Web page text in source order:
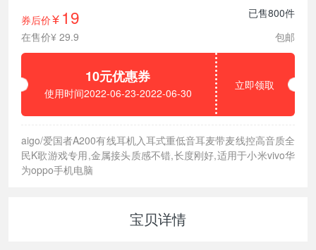
券后价¥ 19
已售800件
在售价¥ 29.9
包邮
10元优惠券
使用时间2022-06-23-2022-06-30
立即领取
aigo/爱国者A200有线耳机入耳式重低音耳麦带麦线控高音质全
民K歌游戏专用,金属接头质感不错,长度刚好,适用于小米vivo华
为oppo手机电脑
宝贝详情